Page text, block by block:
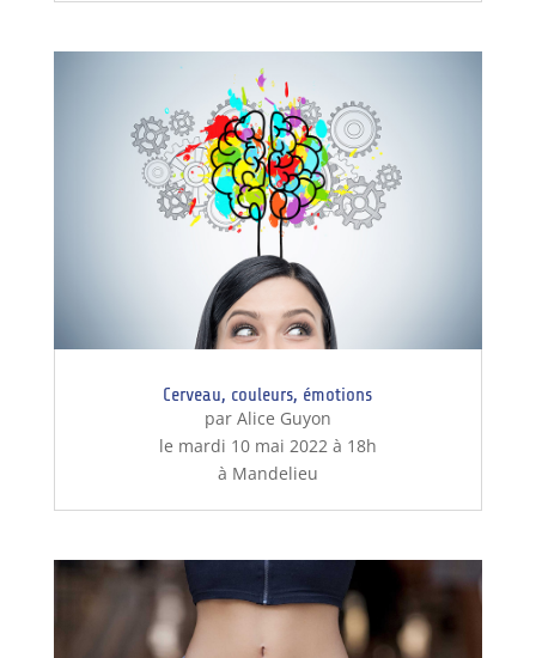
Cerveau, couleurs, émotions
par Alice Guyon
le mardi 10 mai 2022 à 18h
à Mandelieu